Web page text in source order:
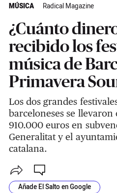
MÚSICA Radical Magazine
¿Cuánto
recibido los
música de
Primavera
Los dos grandes
barceloneses se llevaron
910.000 euros en
Generalitat y el
catalana.
Añade El Salto en Google